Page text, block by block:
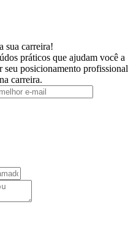
sua carreira!
práticos que ajudam você a
seu posicionamento profissional
carreira.